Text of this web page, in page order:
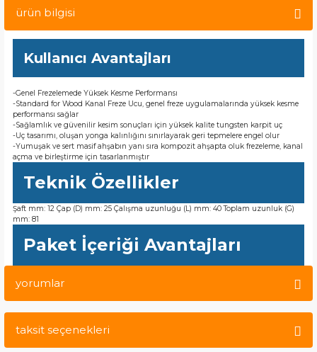
ürün bilgisi
Kullanıcı Avantajları
-Genel Frezelemede Yüksek Kesme Performansı
-Standard for Wood Kanal Freze Ucu, genel freze uygulamalarında yüksek kesme
performansı sağlar
-Sağlamlık ve güvenilir kesim sonuçları için yüksek kalite tungsten karpit uç
-Uç tasarımı, oluşan yonga kalınlığını sınırlayarak geri tepmelere engel olur
-Yumuşak ve sert masif ahşabın yanı sıra kompozit ahşapta oluk frezeleme, kanal
açma ve birleştirme için tasarlanmıştır
Teknik Özellikler
Şaft mm: 12 Çap (D) mm: 25 Çalışma uzunluğu (L) mm: 40 Toplam uzunluk (G)
mm: 81
Paket İçeriği Avantajları
yorumlar
taksit seçenekleri